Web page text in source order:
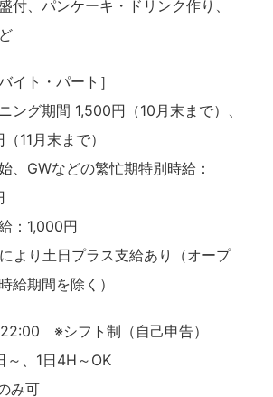
付、パンケーキ・ドリンク作り、
イト・パート］
ング期間 1,500円（10月末まで）、
11月末まで）
、GWなどの繁忙期特別時給：
：1,000円
より土日プラス支給あり（オープ
給期間を除く）
※シフト制（自己申告）
、1日4H～OK
み可